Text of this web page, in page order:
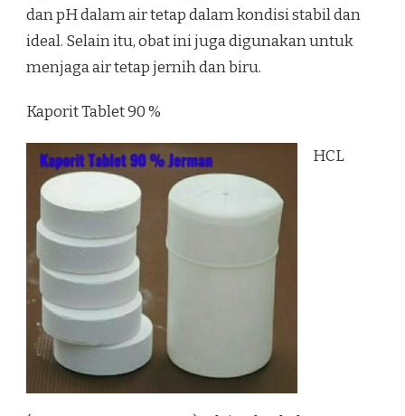
dan pH dalam air tetap dalam kondisi stabil dan
ideal. Selain itu, obat ini juga digunakan untuk
menjaga air tetap jernih dan biru.
Kaporit Tablet 90 %
HCL